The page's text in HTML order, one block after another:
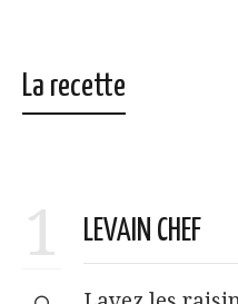
La recette
1 LEVAIN CHEF